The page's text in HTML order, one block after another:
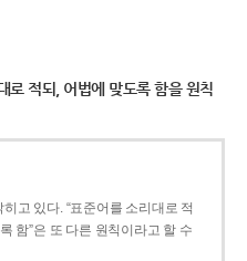
로 적되, 어법에 맞도록 함을 원칙
고 있다. “표준어를 소리대로 적
함”은 또 다른 원칙이라고 할 수